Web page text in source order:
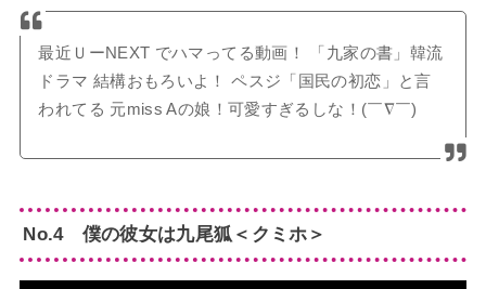
最近ＵーNEXT でハマってる動画！ 「九家の書」韓流
ドラマ 結構おもろいよ！ ペスジ「国民の初恋」と言
われてる 元miss Aの娘！可愛すぎるしな！(￣∇￣)
No.4 僕の彼女は九尾狐＜クミホ＞